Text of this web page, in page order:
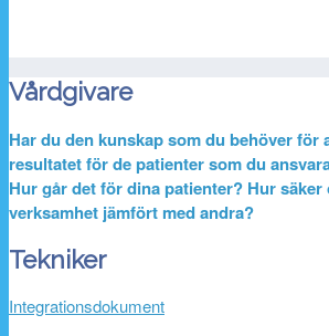
Vårdgivare
Har du den kunskap som du behöver för
resultatet för de patienter som du
Hur går det för dina patienter? Hur
verksamhet jämfört med andra?
Tekniker
Integrationsdokument